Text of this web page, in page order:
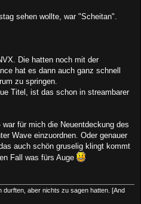
sehen wollte, war "Scheitan".
Die hatten noch mit der
hat es dann auch ganz schnell
zu springen.
Titel, ist das schon in streambarer
für mich die Neuentdeckung des
Wave einzuordnen. Oder genauer
auch schön gruselig klingt kommt
Fall was fürs Auge
aber nichts zu sagen hatten. [And